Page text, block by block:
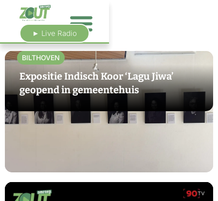
► Live Radio
BILTHOVEN
Expositie Indisch Koor ‘Lagu Jiwa’
geopend in gemeentehuis